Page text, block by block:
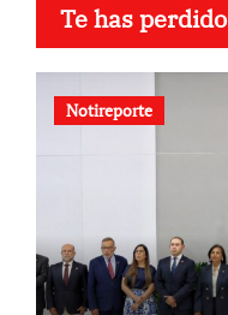
Te has perdido
Notireporte